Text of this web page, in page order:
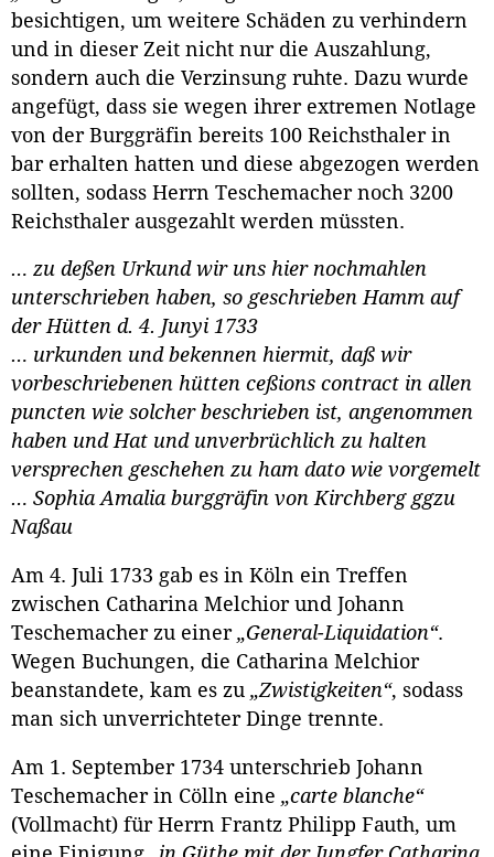
besichtigen, um weitere Schäden zu verhindern
und in dieser Zeit nicht nur die Auszahlung,
sondern auch die Verzinsung ruhte. Dazu wurde
angefügt, dass sie wegen ihrer extremen Notlage
von der Burggräfin bereits 100 Reichsthaler in
bar erhalten hatten und diese abgezogen werden
sollten, sodass Herrn Teschemacher noch 3200
Reichsthaler ausgezahlt werden müssten.
… zu deßen Urkund wir uns hier nochmahlen
unterschrieben haben, so geschrieben Hamm auf
der Hütten d. 4. Junyi 1733
… urkunden und bekennen hiermit, daß wir
vorbeschriebenen hütten ceßions contract in allen
puncten wie solcher beschrieben ist, angenommen
haben und Hat und unverbrüchlich zu halten
versprechen geschehen zu ham dato wie vorgemelt
… Sophia Amalia burggräfin von Kirchberg ggzu
Naßau
Am 4. Juli 1733 gab es in Köln ein Treffen
zwischen Catharina Melchior und Johann
Teschemacher zu einer „General-Liquidation“.
Wegen Buchungen, die Catharina Melchior
beanstandete, kam es zu „Zwistigkeiten“, sodass
man sich unverrichteter Dinge trennte.
Am 1. September 1734 unterschrieb Johann
Teschemacher in Cölln eine „carte blanche“
(Vollmacht) für Herrn Frantz Philipp Fauth, um